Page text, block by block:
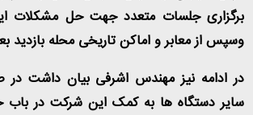
برگزاری جلسات متعدد جهت حل مشکلات
وسپس از معابر و اماکن تاریخی محله بازدید
در ادامه نیز مهندس اشرفی بیان داشت
سایر دستگاه ها به کمک این شرکت در